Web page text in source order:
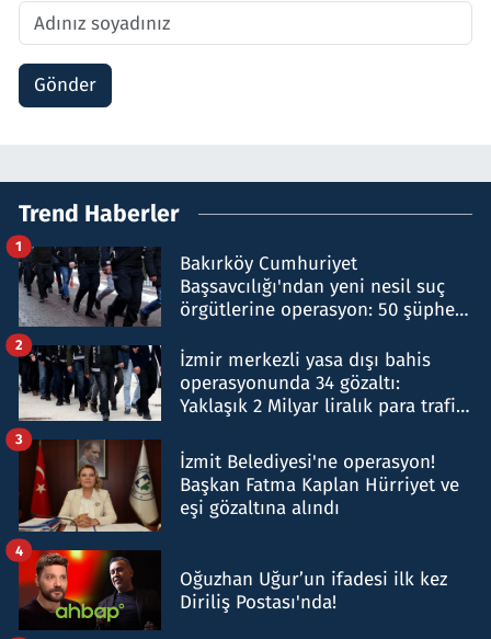
Gönder
Trend Haberler
Bakırköy Cumhuriyet
Başsavcılığı'ndan yeni nesil suç
örgütlerine operasyon: 50 şüpheli
1
İzmir merkezli yasa dışı bahis
operasyonunda 34 gözaltı:
Yaklaşık 2 Milyar liralık para trafiği
2
İzmit Belediyesi'ne operasyon!
Başkan Fatma Kaplan Hürriyet ve
eşi gözaltına alındı
3
Oğuzhan Uğur’un ifadesi ilk kez
Diriliş Postası'nda!
4